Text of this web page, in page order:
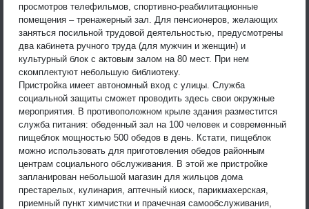
просмотров телефильмов, спортивно-реабилитационные
помещения – тренажерный зал. Для пенсионеров, желающих
заняться посильной трудовой деятельностью, предусмотрены
два кабинета ручного труда (для мужчин и женщин) и
культурный блок с актовым залом на 80 мест. При нем
скомплектуют небольшую библиотеку.
Пристройка имеет автономный вход с улицы. Служба
социальной защиты сможет проводить здесь свои окружные
мероприятия. В противоположном крыле здания разместится
служба питания: обеденный зал на 100 человек и современный
пищеблок мощностью 500 обедов в день. Кстати, пищеблок
можно использовать для приготовления обедов районным
центрам социального обслуживания. В этой же пристройке
запланирован небольшой магазин для жильцов дома
престарелых, кулинария, аптечный киоск, парикмахерская,
приемный пункт химчистки и прачечная самообслуживания,